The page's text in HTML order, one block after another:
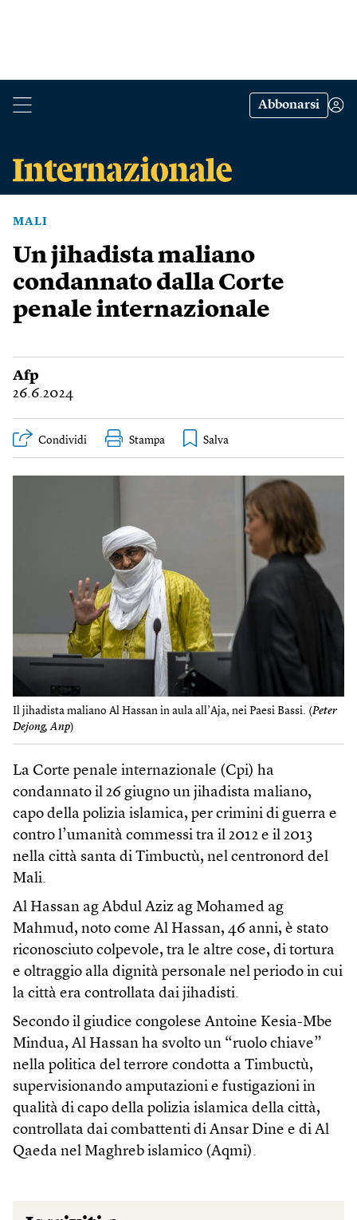
Abbonarsi
MALI
Un jihadista maliano
condannato dalla Corte
penale internazionale
Afp
26.6.2024
Condividi Stampa
Il jihadista maliano Al Hassan in aula all’Aja, nei Paesi Bassi. (Peter
Dejong, Anp)
La Corte penale internazionale (Cpi) ha
condannato il 26 giugno un jihadista maliano,
capo della polizia islamica, per crimini di guerra e
contro l’umanità commessi tra il 2012 e il 2013
nella città santa di Timbuctù, nel centronord del
Mali.
Al Hassan ag Abdul Aziz ag Mohamed ag
Mahmud, noto come Al Hassan, 46 anni, è stato
riconosciuto colpevole, tra le altre cose, di tortura
e oltraggio alla dignità personale nel periodo in cui
la città era controllata dai jihadisti.
Secondo il giudice congolese Antoine Kesia-Mbe
Mindua, Al Hassan ha svolto un “ruolo chiave”
nella politica del terrore condotta a Timbuctù,
supervisionando amputazioni e fustigazioni in
qualità di capo della polizia islamica della città,
controllata dai combattenti di Ansar Dine e di Al
Qaeda nel Maghreb islamico (Aqmi).